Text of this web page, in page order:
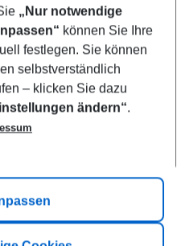
„Nur notwendige
können Sie Ihre
festlegen. Sie können
selbstverständlich
– klicken Sie dazu
ändern“.